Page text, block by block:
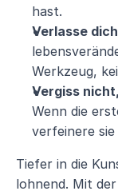
hast.
Verlasse
Werkzeug,
Vergiss nicht,
Wenn die
verfeinere
Tiefer in die
lohnend. Mit